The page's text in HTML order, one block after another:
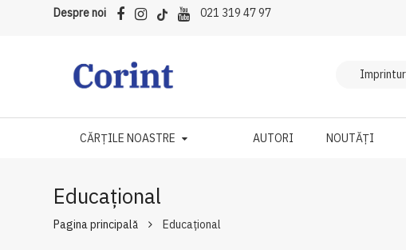
Despre noi 021 319 47 97
CĂRȚILE NOASTRE AUTORI NOUTĂȚI
Educațional
Pagina principală Educațional